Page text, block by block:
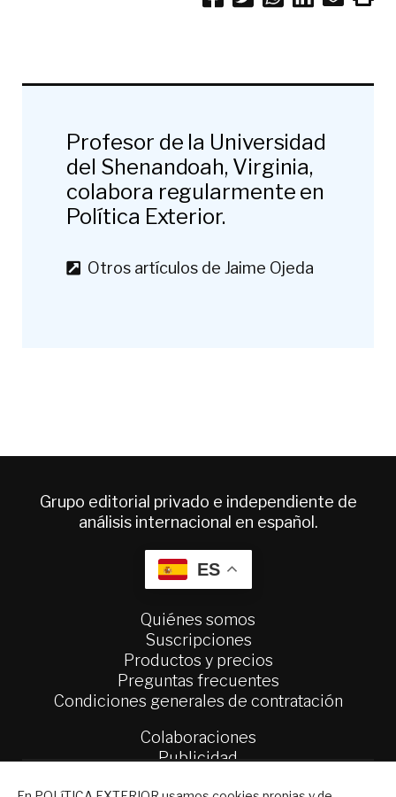
Profesor de la Universidad
del Shenandoah, Virginia,
colabora regularmente en
Política Exterior.
Otros artículos de Jaime Ojeda
Grupo editorial privado e independiente de
análisis internacional en español.
ES
Quiénes somos
Suscripciones
Productos y precios
Preguntas frecuentes
Condiciones generales de contratación
Colaboraciones
Publicidad